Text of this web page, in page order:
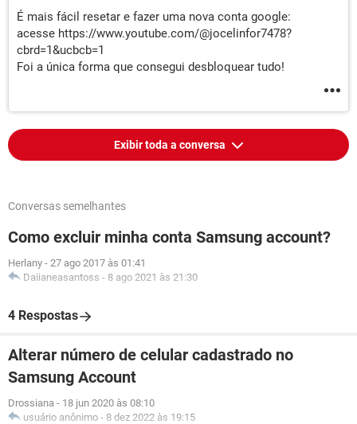
É mais fácil resetar e fazer uma nova conta google:
acesse https://www.youtube.com/@jocelinfor7478?
cbrd=1&ucbcb=1
Foi a única forma que consegui desbloquear tudo!
Exibir toda a conversa
Conversas semelhantes
Como excluir minha conta Samsung account?
Herlany - 27 ago 2017 às 01:41
Daiianeasantoss - 8 ago 2021 às 21:30
4 Respostas
Alterar número de celular cadastrado no
Samsung Account
Drossiana - 18 jun 2020 às 08:10
usuário anônimo - 8 dez 2022 às 19:15